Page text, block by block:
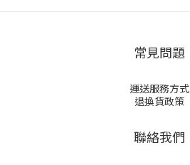
常見問題
運送服務方式
退換貨政策
聯絡我們